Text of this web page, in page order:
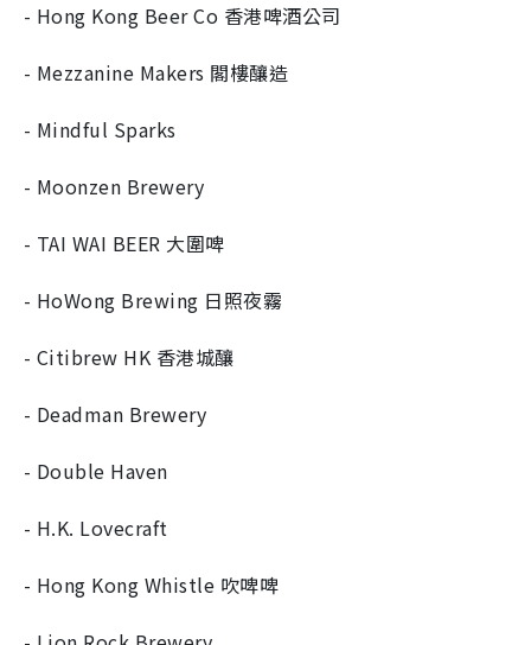
- Hong Kong Beer Co 香港啤酒公司
- Mezzanine Makers 閣樓釀造
- Mindful Sparks
- Moonzen Brewery
- TAI WAI BEER 大圍啤
- HoWong Brewing 日照夜霧
- Citibrew HK 香港城釀
- Deadman Brewery
- Double Haven
- H.K. Lovecraft
- Hong Kong Whistle 吹啤啤